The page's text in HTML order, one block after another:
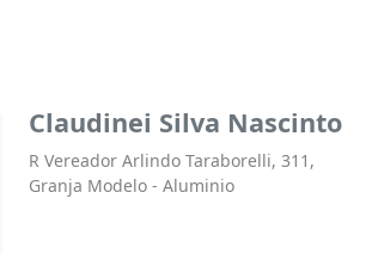
Claudinei Silva Nascinto
R Vereador Arlindo Taraborelli, 311,
Granja Modelo - Aluminio